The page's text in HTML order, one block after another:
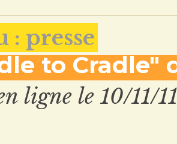
: presse
to Cradle"
ligne le 10/11/